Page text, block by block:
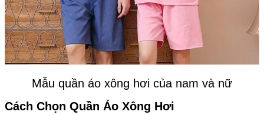
Mẫu quần áo xông hơi của nam và nữ
Cách Chọn Quần Áo Xông Hơi